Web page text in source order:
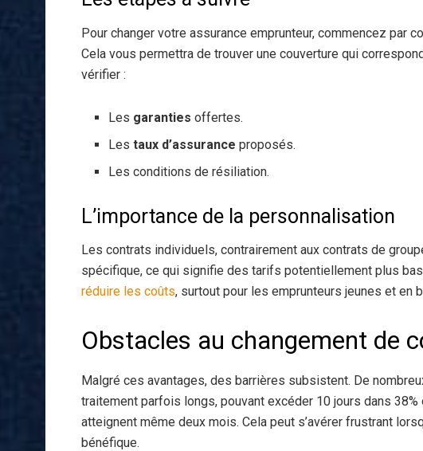
Pour changer votre assurance emprunteur, commencez par
Cela vous permettra de trouver une couverture qui
vérifier :
Les garanties offertes.
Lestaux d’assurance proposés.
Les conditions de résiliation.
L’importance de la personnalisation
Les contrats individuels, contrairement aux contrats de
spécifique, ce qui signifie des tarifs potentiellement plus
réduire les coûts, surtout pour les emprunteurs jeunes et en
Obstacles au changement de
Malgré ces avantages, des barrières subsistent. De
traitement parfois longs, pouvant excéder 10 jours dans
atteignent même deux mois. Cela peut s’avérer frustrant
bénéfique.